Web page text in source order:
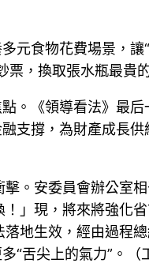
元食物花費場景，讓
，換取張水瓶最貴
。《領導看法》最
支撐，為財產成長供
。安委員會辦公室
」現，將來將強化
地生效，經由過程
“舌尖上的氣力”。（